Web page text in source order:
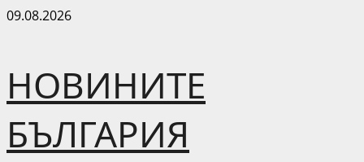
Skip
09.08.2026
НОВИНИТЕ
БЪЛГАРИЯ